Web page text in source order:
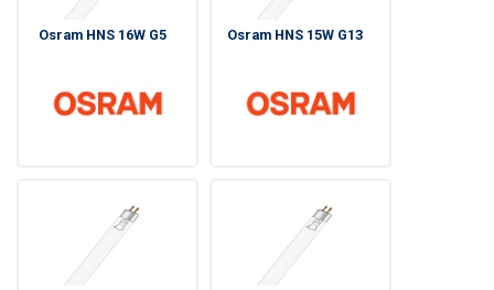
Osram HNS 16W G5 Osram HNS 15W G13